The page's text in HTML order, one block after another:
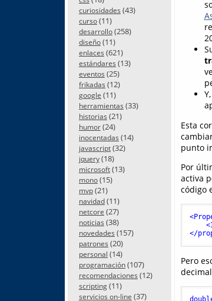
curiosidades (43)
curso(11)
desarrollo(258)
diseño(11)
enlaces (621)
estándares (13)
eventos (25)
frikadas (12)
google (11)
herramientas (33)
historias (21)
humor(24)
inocentadas (14)
javascript(32)
jquery(18)
microsoft(13)
mono(15)
mvp(21)
navidad(11)
netcore (27)
noticias (38)
novedades (157)
patrones (20)
personal (14)
programación(107)
recomendaciones (12)
scripting(11)
servicios on-line (37)
Esta
punto
Por
activa
código
<
<
</
Pero